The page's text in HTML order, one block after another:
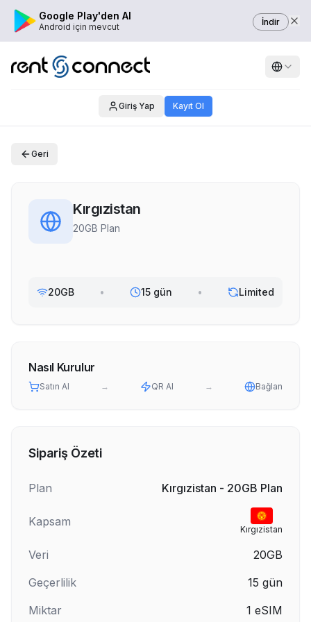
Google Play'den Al
Android için mevcut İndir
Giriş Yap Kayıt Ol
Geri
Kırgızistan
20GB Plan
20GB • 15 gün • Limited
Nasıl Kurulur
Satın Al → QR Al → Bağlan
Sipariş Özeti
Plan Kırgızistan - 20GB Plan
Kapsam
Kırgızistan
Veri
20GB
Geçerlilik
15 gün
Miktar
1 eSIM